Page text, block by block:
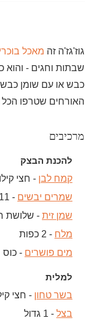
גוז'גז'ה זה מאכל בוכרי
שבתות וחגים - והוא
כבש או עם שומן
האורחים שטרפו
מרכיבים
להכנת הבצק
קמח לבן - חצי קילו
שמרים יבשים - 11 גרם (כף)
שמן זית - שלושת
מלח - 2 כפות
מים פושרים - כוס
למלית
בשר טחון - חצי
בצל - 1 גדול